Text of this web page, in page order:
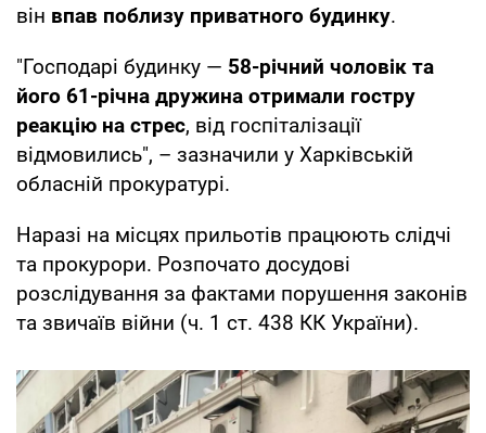
він впав поблизу приватного будинку.
"Господарі будинку — 58-річний чоловік та
його 61-річна дружина отримали гостру
реакцію на стрес, від госпіталізації
відмовились", – зазначили у Харківській
обласній прокуратурі.
Наразі на місцях прильотів працюють слідчі
та прокурори. Розпочато досудові
розслідування за фактами порушення законів
та звичаїв війни (ч. 1 ст. 438 КК України).